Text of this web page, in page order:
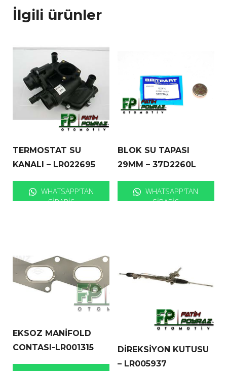
İlgili ürünler
TERMOSTAT SU
KANALI – LR022695
WHATSAPP'TAN
SIPARIŞ
BLOK SU TAPASI
29MM – 37D2260L
WHATSAPP'TAN
SIPARIŞ
EKSOZ MANİFOLD
CONTASI-LR001315
DİREKSİYON KUTUSU
– LR005937